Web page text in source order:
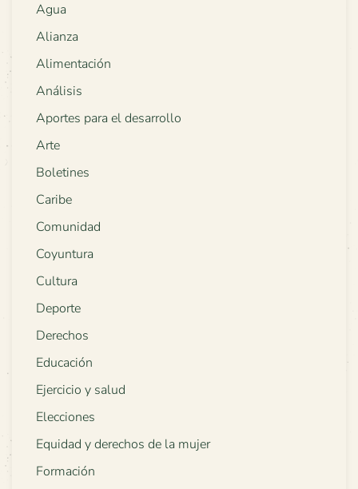
Agua
Alianza
Alimentación
Análisis
Aportes para el desarrollo
Arte
Boletines
Caribe
Comunidad
Coyuntura
Cultura
Deporte
Derechos
Educación
Ejercicio y salud
Elecciones
Equidad y derechos de la mujer
Formación